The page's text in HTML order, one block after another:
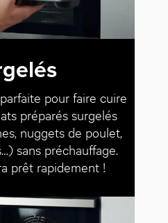
pour faire cuire
préparés surgelés
nuggets de poulet,
sans préchauffage.
prêt rapidement !